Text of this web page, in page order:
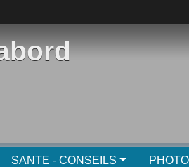
SANTE - CONSEILS